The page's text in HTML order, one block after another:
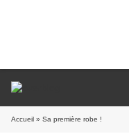
Accueil » Sa première robe !